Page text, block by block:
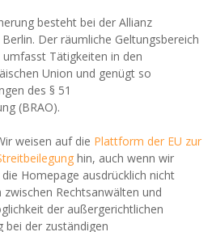
besteht bei der Allianz
Der räumliche Geltungsbereich
Tätigkeiten in den
Union und genügt so
des § 51
(BRAO).
weisen auf die Plattform der EU zur
hin, auch wenn wir
Homepage ausdrücklich nicht
Rechtsanwälten und
der außergerichtlichen
bei der zuständigen